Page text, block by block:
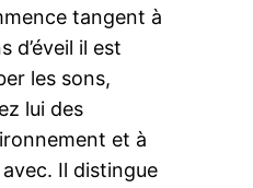
tangent à
d’éveil il est
les sons,
lui des
et à
Il distingue